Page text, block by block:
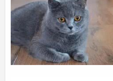
为迷你型、玩具型、中型和巨型4
种，各个类型直接的泰迪体形
较大，饲养者很容易分辨出来。
迪的品种：泰迪犬本身并不是一
单独的犬种，而是属于贵宾犬